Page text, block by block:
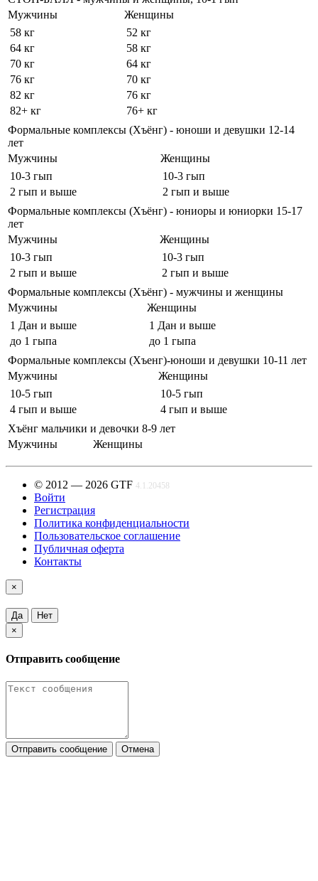
Мужчины
Женщины
58 кг
64 кг
70 кг
76 кг
82 кг
82+ кг
52 кг
58 кг
64 кг
70 кг
76 кг
76+ кг
Формальные комплексы (Хъёнг) - юноши и девушки 12-14
лет
Мужчины
Женщины
10-3 гып
2 гып и выше
10-3 гып
2 гып и выше
Формальные комплексы (Хъёнг) - юниоры и юниорки 15-17
лет
Мужчины
Женщины
10-3 гып
2 гып и выше
10-3 гып
2 гып и выше
Формальные комплексы (Хъёнг) - мужчины и женщины
Мужчины
Женщины
1 Дан и выше
до 1 гыпа
1 Дан и выше
до 1 гыпа
Формальные комплексы (Хъенг)-юноши и девушки 10-11 лет
Мужчины
Женщины
10-5 гып
4 гып и выше
10-5 гып
4 гып и выше
Хъёнг мальчики и девочки 8-9 лет
Мужчины
Женщины
© 2012 — 2026 GTF 4.1.20458
Войти
Регистрация
Политика конфиденциальности
Пользовательское соглашение
Публичная оферта
Контакты
×
Да
Нет
×
Отправить сообщение
Отправить сообщение Отмена